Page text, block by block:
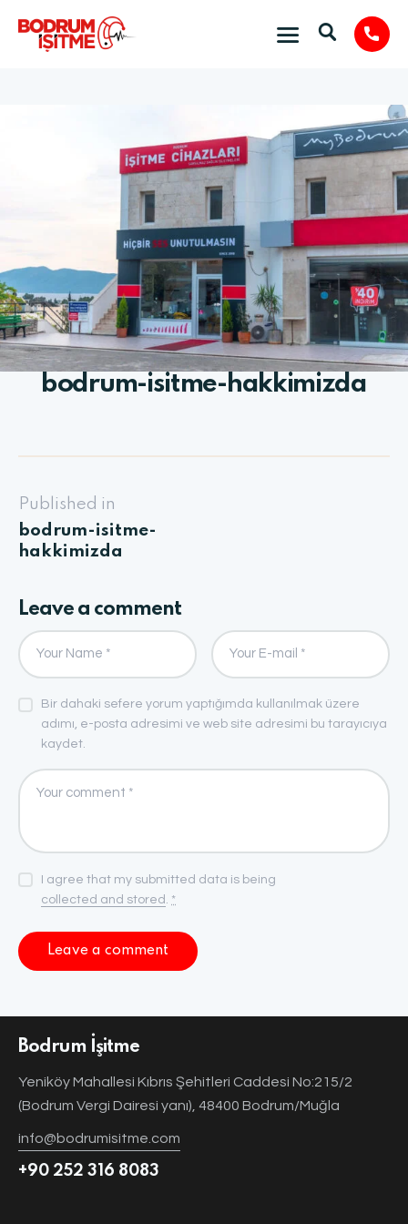
bodrum-isitme-hakkimizda
Published in
bodrum-isitme-
hakkimizda
Leave a comment
Bir dahaki sefere yorum yaptığımda kullanılmak üzere
adımı, e-posta adresimi ve web site adresimi bu tarayıcıya
kaydet.
I agree that my submitted data is being
collected and stored . *
Bodrum İşitme
Yeniköy Mahallesi Kıbrıs Şehitleri Caddesi No:215/2
(Bodrum Vergi Dairesi yanı), 48400 Bodrum/Muğla
info@bodrumisitme.com
+90 252 316 8083